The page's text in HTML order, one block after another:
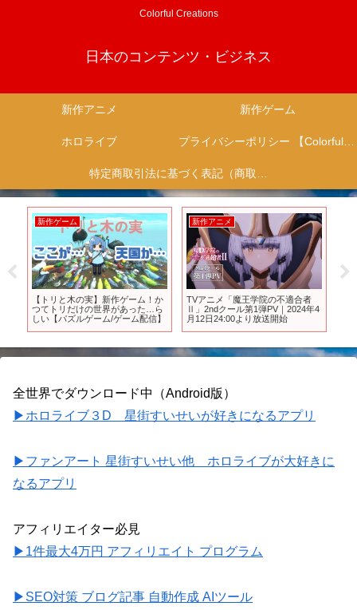
Colorful Creations
日本のコンテンツ・ビジネス
新作アニメ 新作ゲーム
ホロライブ プライバシーポリシー 【Colorful Creation】
特定商取引法に基づく表記（商取引に関する開示）
新作ゲーム
【トリと木の実】新作ゲーム！か
つてトリだけの世界があった…ら
しい【パズルゲーム/ゲーム配信】
新作アニメ
TVアニメ「魔王学院の不適合者
Ⅱ」2ndクール第1弾PV｜2024年4
月12日24:00より放送開始
全世界でダウンロード中（Android版）
▶ホロライブ３D 星街すいせいが好きになるアプリ
▶ファンアート 星街すいせい他 ホロライブが大好きに
なるアプリ
アフィリエイター必見
▶1件最大4万円 アフィリエイト プログラム
▶SEO対策 ブログ記事 自動作成 AIツール